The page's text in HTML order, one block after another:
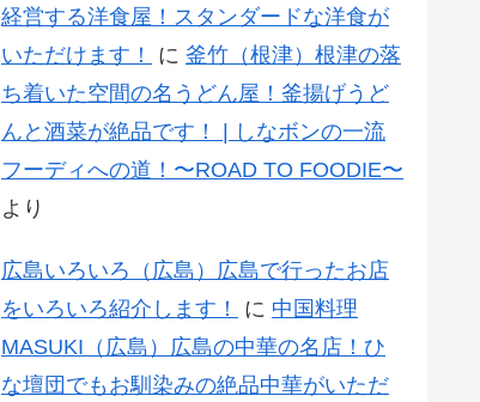
経営する洋食屋！スタンダードな洋食が
いただけます！
に 釜竹（根津）根津の落
ち着いた空間の名うどん屋！釜揚げうど
んと酒菜が絶品です！ | しなボンの一流
フーディへの道！〜ROAD TO FOODIE〜
より
広島いろいろ（広島）広島で行ったお店
をいろいろ紹介します！
に 中国料理
MASUKI（広島）広島の中華の名店！ひ
な壇団でもお馴染みの絶品中華がいただ